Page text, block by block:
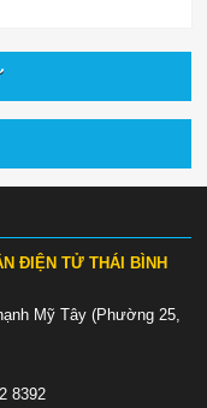
ĐIỆN TỬ THÁI BÌNH
Mỹ Tây (Phường 25,
8392